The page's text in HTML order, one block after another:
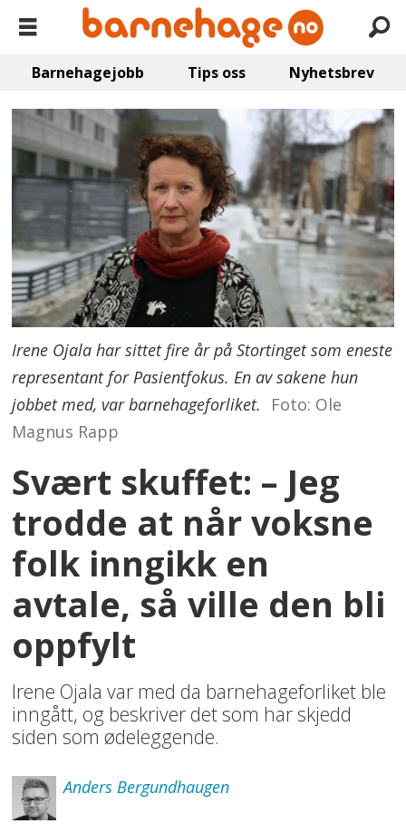
Barnehagejobb Tips oss Nyhetsbrev
Irene Ojala har sittet fire år på Stortinget som eneste
representant for Pasientfokus. En av sakene hun
jobbet med, var barnehageforliket.
Foto: Ole
Magnus Rapp
Svært skuffet: – Jeg
trodde at når voksne
folk inngikk en
avtale, så ville den bli
oppfylt
Irene Ojala var med da barnehageforliket ble
inngått, og beskriver det som har skjedd
siden som ødeleggende.
Anders Bergundhaugen